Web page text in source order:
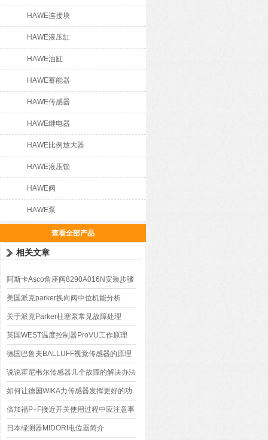
HAWE连接块
HAWE液压缸
HAWE油缸
HAWE蓄能器
HAWE传感器
HAWE继电器
HAWE比例放大器
HAWE液压锁
HAWE阀
HAWE泵
查看全部产品
相关文章
阿斯卡Asco角座阀8290A016N安装步骤
美国派克parker换向阀中位机能分析
关于派克Parker柱塞泵常见故障处理
英国WEST温度控制器ProVU工作原理
德国巴鲁夫BALLUFF视觉传感器的原理
说说霍尼韦尔传感器几个故障的解决办法
如何让德国WIKA力传感器发挥更好的功
能
倍加福P+F接近开关使用过程中应注意事
项
日本绿测器MIDORI电位器简介